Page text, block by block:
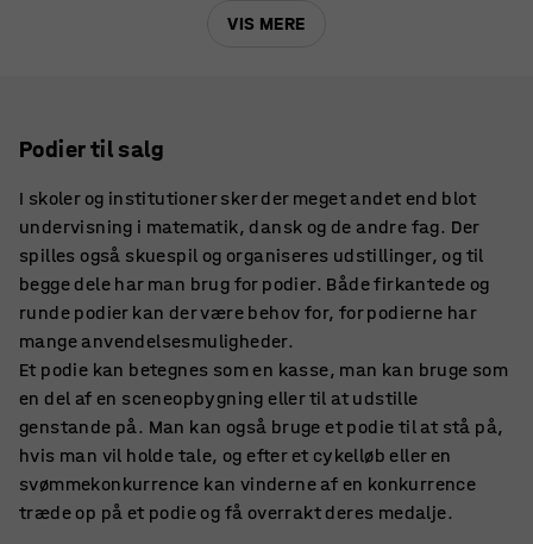
VIS MERE
Podier til salg
I skoler og institutioner sker der meget andet end blot
undervisning i matematik, dansk og de andre fag. Der
spilles også skuespil og organiseres udstillinger, og til
begge dele har man brug for podier. Både firkantede og
runde podier kan der være behov for, for podierne har
mange anvendelsesmuligheder.
Et podie kan betegnes som en kasse, man kan bruge som
en del af en sceneopbygning eller til at udstille
genstande på. Man kan også bruge et podie til at stå på,
hvis man vil holde tale, og efter et cykelløb eller en
svømmekonkurrence kan vinderne af en konkurrence
træde op på et podie og få overrakt deres medalje.